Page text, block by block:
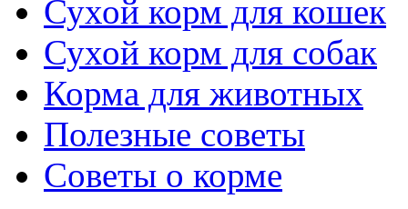
Сухой корм для кошек
Сухой корм для собак
Корма для животных
Полезные советы
Советы о корме